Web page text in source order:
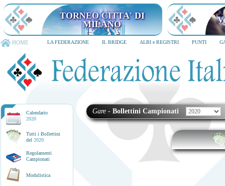
TORNEO CITTA' DI
MILANO
HOME LA FEDERAZIONE IL BRIDGE ALBI e REGISTRI PUNTI
Calendario
2020
Tutti i Bollettini
del 2020
Regolamenti
Campionati
Modulistica
Gare - Bollettini Campionati